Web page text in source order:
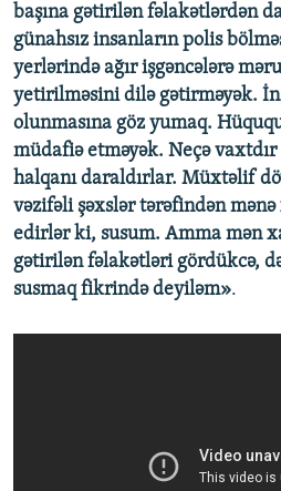
başına gətirilən fəlakətlərdən
günahsız insanların polis
yerlərində ağır işgəncələrə
yetirilməsini dilə gətirməyək.
olunmasına göz yumaq.
müdafiə etməyək. Neçə
halqanı daraldırlar. Müxtəlif
vəzifəli şəxslər tərəfindən
edirlər ki, susum. Amma mən
gətirilən fəlakətləri gördükcə,
susmaq fikrində deyiləm».